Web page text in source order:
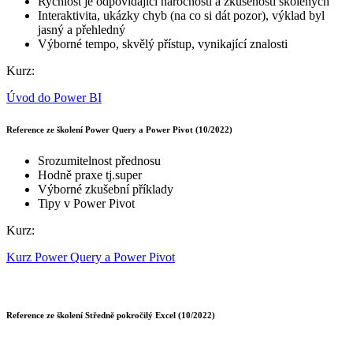
Interaktivita, ukázky chyb (na co si dát pozor), výklad byl
jasný a přehledný
Výborné tempo, skvělý přístup, vynikající znalosti
Kurz:
Úvod do Power BI
Reference ze školení Power Query a Power Pivot (10/2022)
Srozumitelnost přednosu
Hodně praxe tj.super
Výborné zkušební příklady
Tipy v Power Pivot
Kurz:
Kurz Power Query a Power Pivot
Reference ze školení Středně pokročilý Excel (10/2022)